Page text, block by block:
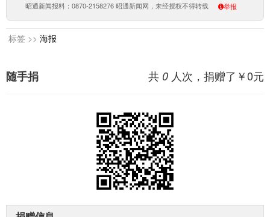
昭通新闻报料：0870-2158276 昭通新闻网，未经授权不得转载 举报
标签 >> 海报
共 0 人次，捐赠了￥0元
随手捐